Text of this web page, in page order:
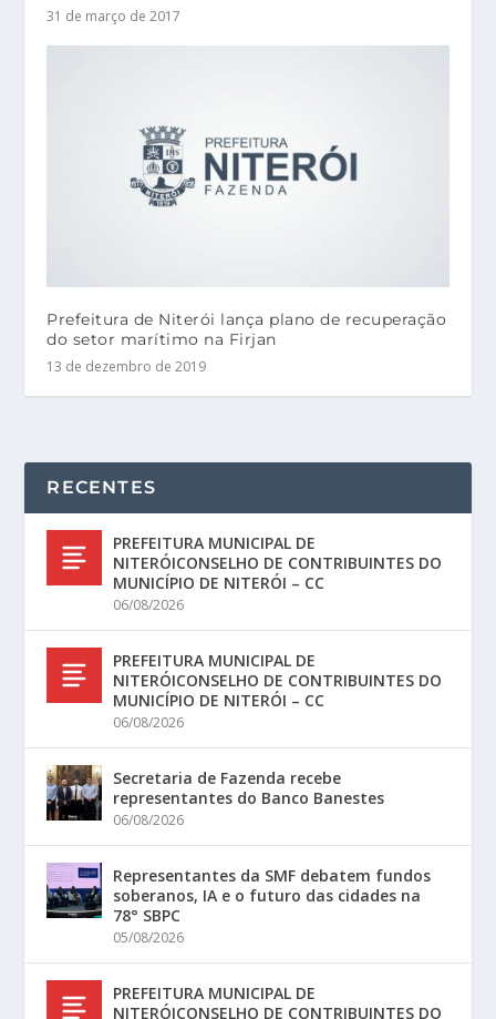
31 de março de 2017
Prefeitura de Niterói lança plano de recuperação
do setor marítimo na Firjan
13 de dezembro de 2019
RECENTES
PREFEITURA MUNICIPAL DE
NITERÓICONSELHO DE CONTRIBUINTES DO
MUNICÍPIO DE NITERÓI – CC
06/08/2026
PREFEITURA MUNICIPAL DE
NITERÓICONSELHO DE CONTRIBUINTES DO
MUNICÍPIO DE NITERÓI – CC
06/08/2026
Secretaria de Fazenda recebe
representantes do Banco Banestes
06/08/2026
Representantes da SMF debatem fundos
soberanos, IA e o futuro das cidades na
78° SBPC
05/08/2026
PREFEITURA MUNICIPAL DE
NITERÓICONSELHO DE CONTRIBUINTES DO